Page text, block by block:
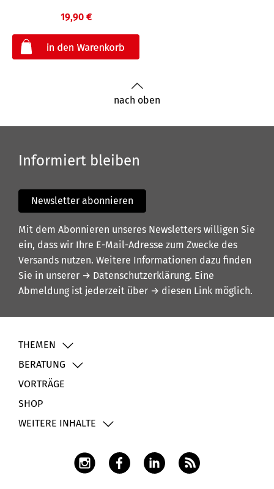
19,90 €
nach oben
Informiert bleiben
Newsletter abonnieren
Mit dem Abonnieren unseres Newsletters willigen Sie
ein, dass wir Ihre E-Mail-Adresse zum Zwecke des
Versands nutzen. Weitere Informationen dazu finden
Sie in unserer → Datenschutzerklärung. Eine
Abmeldung ist jederzeit über → diesen Link möglich.
THEMEN
BERATUNG
VORTRÄGE
SHOP
WEITERE INHALTE